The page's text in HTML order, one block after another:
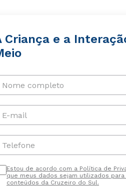
Criança e a
Nome completo
E-mail
Telefone
Estou de acordo com a Política de
que meus dados sejam utilizados para
conteúdos da Cruzeiro do Sul.